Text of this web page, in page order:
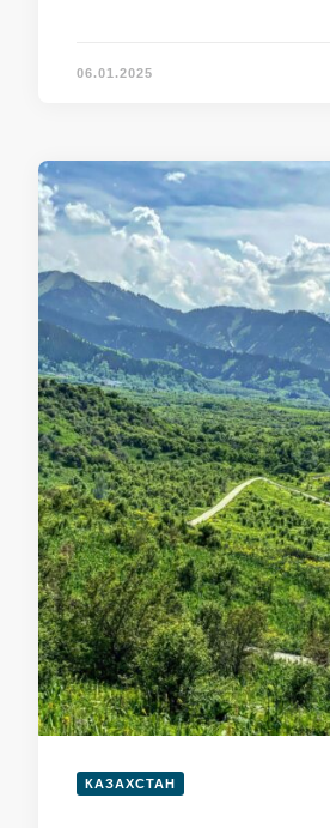
06.01.2025
КАЗАХСТАН